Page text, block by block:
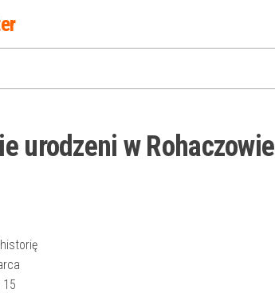
urodzeni w Rohaczowie
15